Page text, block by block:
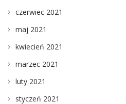
czerwiec 2021
maj 2021
kwiecień 2021
marzec 2021
luty 2021
styczeń 2021